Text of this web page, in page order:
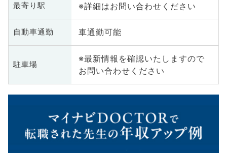
最寄り駅 ※詳細はお問い合わせください
自動車通勤 車通勤可能
駐車場
※最新情報を確認いたしますので
お問い合わせください